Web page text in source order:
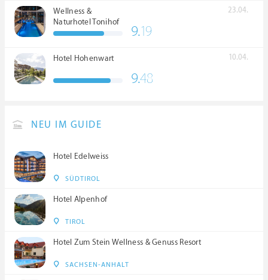
Wellness &
Naturhotel Tonihof
****S
23.04.
9.19
Hotel Hohenwart 10.04.
9.48
NEU IM GUIDE
Hotel Edelweiss
SÜDTIROL
Hotel Alpenhof
TIROL
Hotel Zum Stein Wellness & Genuss Resort
SACHSEN-ANHALT